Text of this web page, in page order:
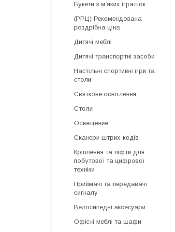
Букети з м'яких іграшок
(РРЦ) Рекомендована
роздрібна ціна
Дитячі меблі
Дитячі транспортні засоби
Настільні спортивні ігри та
столи
Святкове освітлення
Столи
Освещение
Сканери штрих-кодів
Кріплення та ліфти для
побутової та цифрової
техніки
Приймачі та передавачі
сигналу
Велосипедні аксесуари
Офісні меблі та шафи